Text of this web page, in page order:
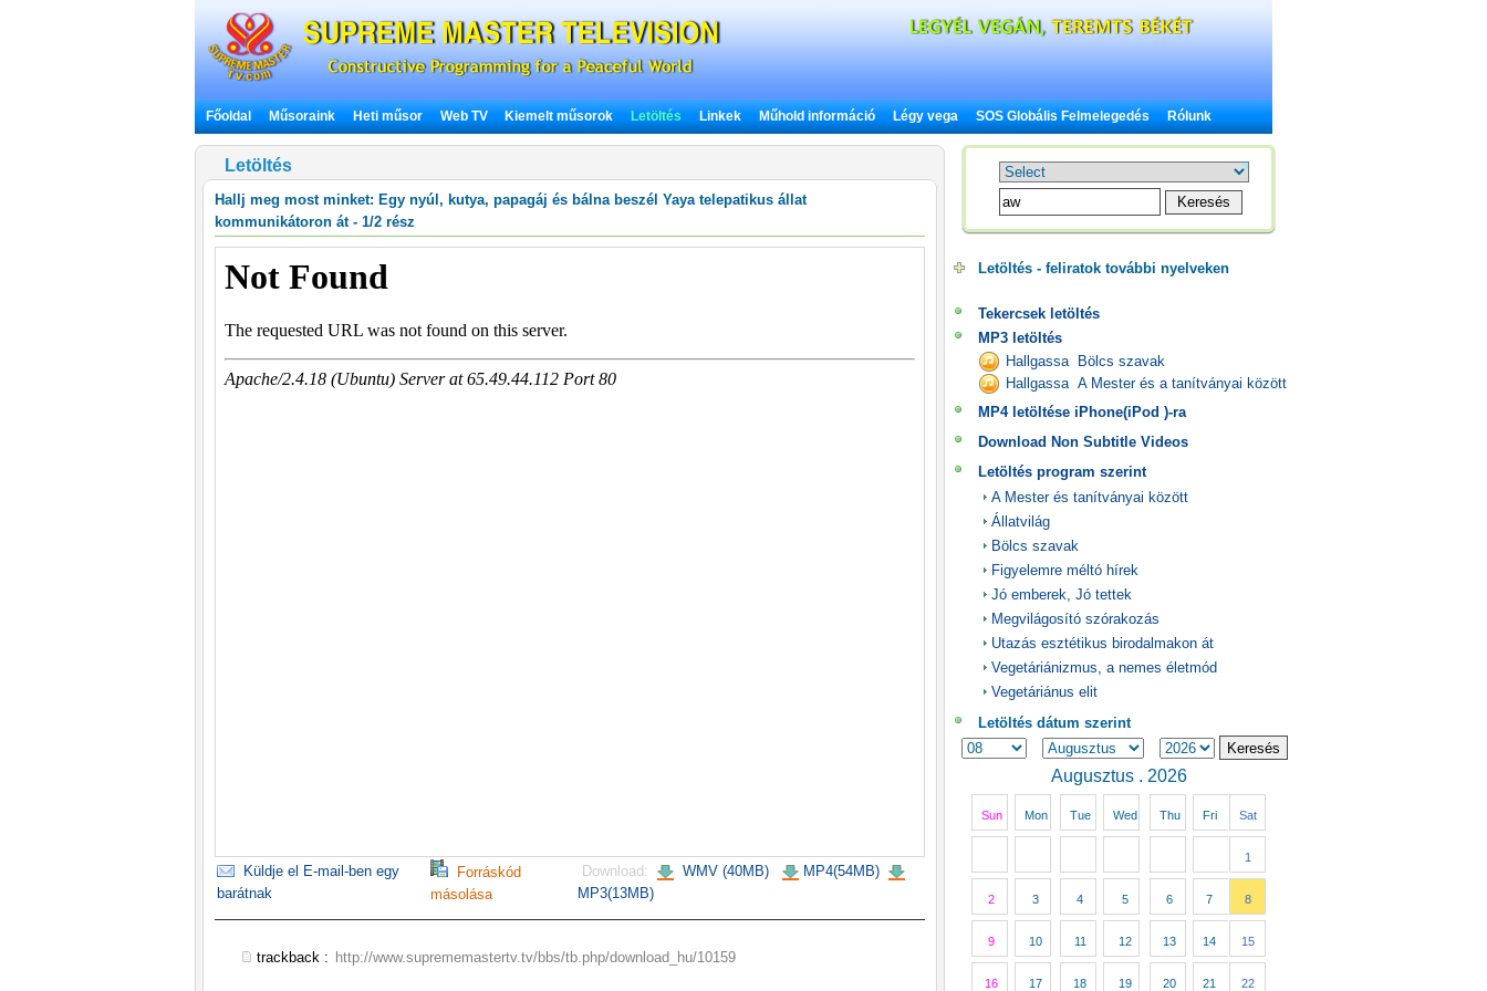
Főoldal Műsoraink Heti műsor Web TV Kiemelt műsorok Letöltés Linkek Műhold információ Légy vega SOS Globális Felmelegedés Rólunk
Letöltés
Hallj meg most minket: Egy nyúl, kutya, papagáj és bálna beszél Yaya telepatikus állat
kommunikátoron át - 1/2 rész
Küldje el E-mail-ben egy
barátnak
Forráskód
másolása
Download: WMV (40MB)
MP4(54MB)
MP3(13MB)
trackback : http://www.suprememastertv.tv/bbs/tb.php/download_hu/10159
Letöltés - feliratok további nyelveken
Tekercsek letöltés
MP3 letöltés
Hallgassa Bölcs szavak
Hallgassa A Mester és a tanítványai között
MP4 letöltése iPhone(iPod )-ra
Download Non Subtitle Videos
Letöltés program szerint
A Mester és tanítványai között
Állatvilág
Bölcs szavak
Figyelemre méltó hírek
Jó emberek, Jó tettek
Megvilágosító szórakozás
Utazás esztétikus birodalmakon át
Vegetáriánizmus, a nemes életmód
Vegetáriánus elit
Letöltés dátum szerint
Augusztus . 2026
Sun Mon Tue Wed Thu Fri Sat
1
2 3 4 5 6 7 8
9 10 11 12 13 14 15
16 17 18 19 20 21 22